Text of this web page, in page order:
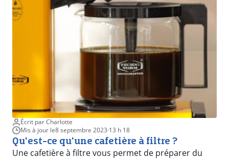
Écrit par Charlotte
Mis à jour le8 septembre 2023·13 h 18
Qu'est-ce qu'une cafetière à filtre ?
Une cafetière à filtre vous permet de préparer du